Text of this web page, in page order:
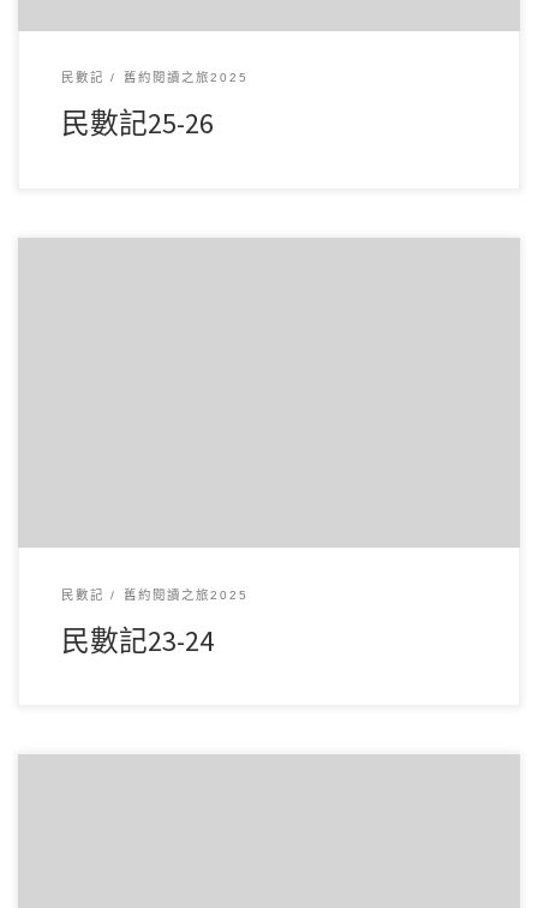
民數記 舊約閱讀之旅2025
民數記25-26
民數記 舊約閱讀之旅2025
民數記23-24